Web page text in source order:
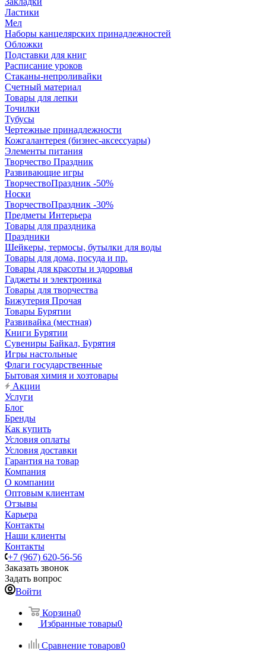
Ластики
Мел
Наборы канцелярских принадлежностей
Обложки
Подставки для книг
Расписание уроков
Стаканы-непроливайки
Счетный материал
Товары для лепки
Точилки
Тубусы
Чертежные принадлежности
Кожгалантерея (бизнес-аксессуары)
Элементы питания
Творчество Праздник
Развивающие игры
ТворчествоПраздник -50%
Носки
ТворчествоПраздник -30%
Предметы Интерьера
Товары для праздника
Праздники
Шейкеры, термосы, бутылки для воды
Товары для дома, посуда и пр.
Товары для красоты и здоровья
Гаджеты и электроника
Товары для творчества
Бижутерия Прочая
Товары Бурятии
Развивайка (местная)
Книги Бурятии
Сувениры Байкал, Бурятия
Игры настольные
Флаги государственные
Бытовая химия и хозтовары
Акции
Услуги
Блог
Бренды
Как купить
Условия оплаты
Условия доставки
Гарантия на товар
Компания
О компании
Оптовым клиентам
Отзывы
Карьера
Контакты
Наши клиенты
Контакты
+7 (967) 620-56-56
Заказать звонок
Задать вопрос
Войти
Корзина0
Избранные товары0
Сравнение товаров0